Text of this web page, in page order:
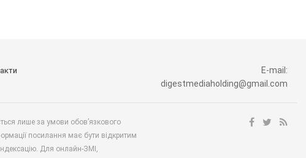
E-mail:
digestmediaholding@gmail.com
лише за умови обов’язкового
посилання має бути відкритим
Для онлайн-ЗМІ,